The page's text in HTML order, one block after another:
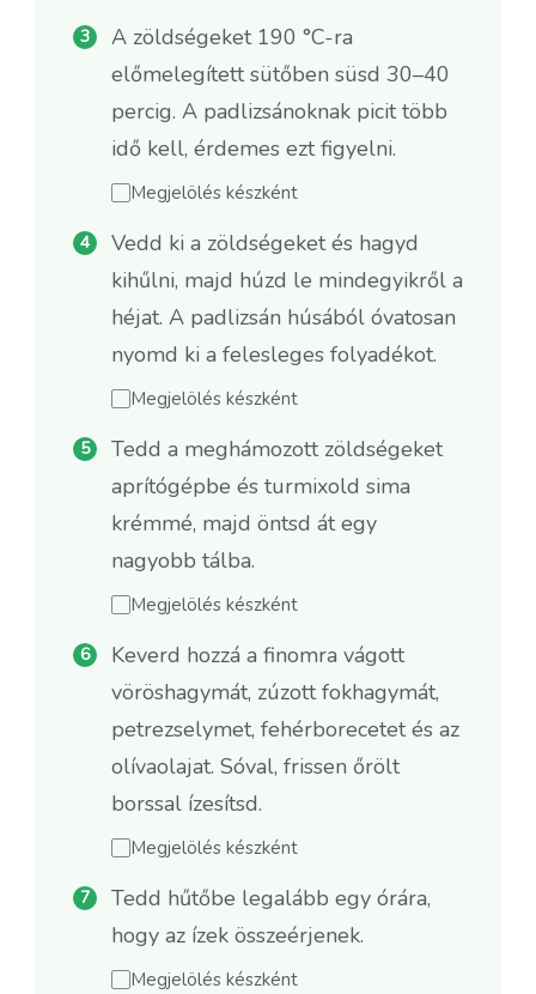
A zöldségeket 190 °C-ra
előmelegített sütőben süsd 30–40
percig. A padlizsánoknak picit több
idő kell, érdemes ezt figyelni.
Megjelölés készként
Vedd ki a zöldségeket és hagyd
kihűlni, majd húzd le mindegyikről a
héjat. A padlizsán húsából óvatosan
nyomd ki a felesleges folyadékot.
Megjelölés készként
Tedd a meghámozott zöldségeket
aprítógépbe és turmixold sima
krémmé, majd öntsd át egy
nagyobb tálba.
Megjelölés készként
Keverd hozzá a finomra vágott
vöröshagymát, zúzott fokhagymát,
petrezselymet, fehérborecetet és az
olívaolajat. Sóval, frissen őrölt
borssal ízesítsd.
Megjelölés készként
Tedd hűtőbe legalább egy órára,
hogy az ízek összeérjenek.
Megjelölés készként